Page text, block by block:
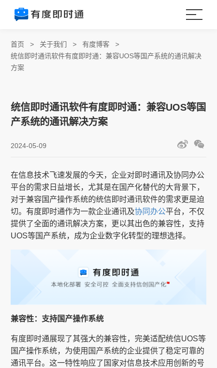
首页 > 关于我们 >有度博客 >
统信即时通讯软件有度即时通：兼容UOS等国产系统的通讯解决
方案
统信即时通讯软件有度即时通：兼容UOS等国
产系统的通讯解决方案
2024-05-09
在信息技术飞速发展的今天，企业对即时通讯及协同办公
平台的需求日益增长，尤其是在国产化替代的大背景下，
对于兼容国产操作系统的统信即时通讯软件的需求更是迫
切。有度即时通作为一款企业通讯及协同办公平台，不仅
提供了全面的通讯解决方案，更以其出色的兼容性，支持
UOS等国产系统，成为企业数字化转型的理想选择。
兼容性：支持国产操作系统
有度即时通展现了其强大的兼容性，完美适配统信UOS等
国产操作系统，为使用国产系统的企业提供了稳定可靠的
通讯平台。这一特性响应了国家对信息技术应用创新的号